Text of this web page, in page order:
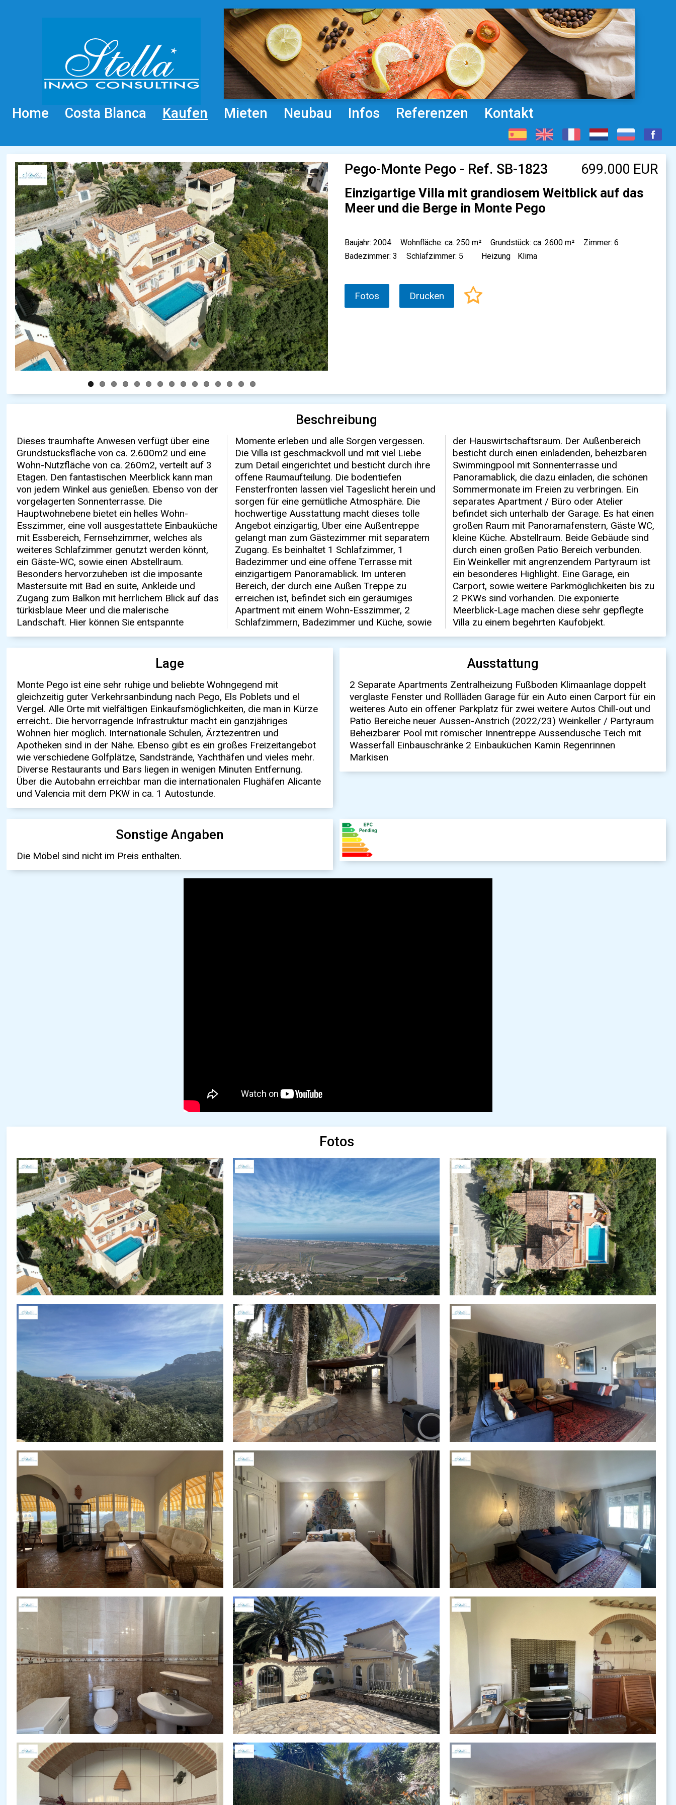
Home Costa Blanca Kaufen Mieten Neubau Infos Referenzen Kontakt
Pego-Monte Pego - Ref. SB-1823 699.000 EUR
Einzigartige Villa mit grandiosem Weitblick auf das
Meer und die Berge in Monte Pego
Baujahr: 2004 Wohnfläche: ca. 250 m² Grundstück: ca. 2600 m²
Zimmer: 6
Badezimmer: 3
Schlafzimmer: 5 Heizung Klima
Fotos Drucken
Beschreibung
Dieses traumhafte Anwesen verfügt über eine
Grundstücksfläche von ca. 2.600m2 und eine
Wohn-Nutzfläche von ca. 260m2, verteilt auf 3
Etagen. Den fantastischen Meerblick kann man
von jedem Winkel aus genießen. Ebenso von der
vorgelagerten Sonnenterrasse. Die
Hauptwohnebene bietet ein helles Wohn-
Esszimmer, eine voll ausgestattete Einbauküche
mit Essbereich, Fernsehzimmer, welches als
weiteres Schlafzimmer genutzt werden könnt,
ein Gäste-WC, sowie einen Abstellraum.
Besonders hervorzuheben ist die imposante
Mastersuite mit Bad en suite, Ankleide und
Zugang zum Balkon mit herrlichem Blick auf das
türkisblaue Meer und die malerische
Landschaft. Hier können Sie entspannte
Momente erleben und alle Sorgen vergessen.
Die Villa ist geschmackvoll und mit viel Liebe
zum Detail eingerichtet und besticht durch ihre
offene Raumaufteilung. Die bodentiefen
Fensterfronten lassen viel Tageslicht herein und
sorgen für eine gemütliche Atmosphäre. Die
hochwertige Ausstattung macht dieses tolle
Angebot einzigartig, Über eine Außentreppe
gelangt man zum Gästezimmer mit separatem
Zugang. Es beinhaltet 1 Schlafzimmer, 1
Badezimmer und eine offene Terrasse mit
einzigartigem Panoramablick. Im unteren
Bereich, der durch eine Außen Treppe zu
erreichen ist, befindet sich ein geräumiges
Apartment mit einem Wohn-Esszimmer, 2
Schlafzimmern, Badezimmer und Küche, sowie
der Hauswirtschaftsraum. Der Außenbereich
besticht durch einen einladenden, beheizbaren
Swimmingpool mit Sonnenterrasse und
Panoramablick, die dazu einladen, die schönen
Sommermonate im Freien zu verbringen. Ein
separates Apartment / Büro oder Atelier
befindet sich unterhalb der Garage. Es hat einen
großen Raum mit Panoramafenstern, Gäste WC,
kleine Küche. Abstellraum. Beide Gebäude sind
durch einen großen Patio Bereich verbunden.
Ein Weinkeller mit angrenzendem Partyraum ist
ein besonderes Highlight. Eine Garage, ein
Carport, sowie weitere Parkmöglichkeiten bis zu
2 PKWs sind vorhanden. Die exponierte
Meerblick-Lage machen diese sehr gepflegte
Villa zu einem begehrten Kaufobjekt.
Lage
Monte Pego ist eine sehr ruhige und beliebte Wohngegend mit
gleichzeitig guter Verkehrsanbindung nach Pego, Els Poblets und el
Vergel. Alle Orte mit vielfältigen Einkaufsmöglichkeiten, die man in Kürze
erreicht.. Die hervorragende Infrastruktur macht ein ganzjähriges
Wohnen hier möglich. Internationale Schulen, Ärztezentren und
Apotheken sind in der Nähe. Ebenso gibt es ein großes Freizeitangebot
wie verschiedene Golfplätze, Sandstrände, Yachthäfen und vieles mehr.
Diverse Restaurants und Bars liegen in wenigen Minuten Entfernung.
Über die Autobahn erreichbar man die internationalen Flughäfen Alicante
und Valencia mit dem PKW in ca. 1 Autostunde.
Ausstattung
2 Separate Apartments Zentralheizung Fußboden Klimaanlage doppelt
verglaste Fenster und Rollläden Garage für ein Auto einen Carport für ein
weiteres Auto ein offener Parkplatz für zwei weitere Autos Chill-out und
Patio Bereiche neuer Aussen-Anstrich (2022/23) Weinkeller / Partyraum
Beheizbarer Pool mit römischer Innentreppe Aussendusche Teich mit
Wasserfall Einbauschränke 2 Einbauküchen Kamin Regenrinnen
Markisen
Sonstige Angaben
Die Möbel sind nicht im Preis enthalten.
Fotos